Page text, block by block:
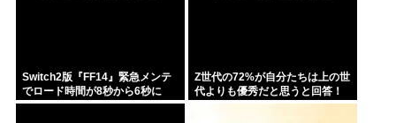
Switch2版『FF14』緊急メンテ
でロード時間が8秒から6秒に
Z世代の72%が自分たちは上の世
代よりも優秀だと思うと回答！